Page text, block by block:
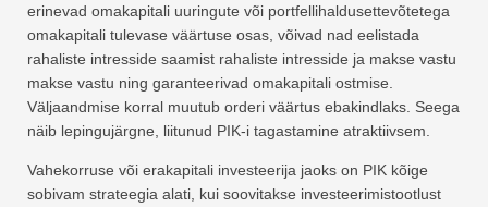
erinevad omakapitali uuringute või portfellihaldusettevõtetega
omakapitali tulevase väärtuse osas, võivad nad eelistada
rahaliste intresside saamist rahaliste intresside ja makse vastu
makse vastu ning garanteerivad omakapitali ostmise.
Väljaandmise korral muutub orderi väärtus ebakindlaks. Seega
näib lepingujärgne, liitunud PIK-i tagastamine atraktiivsem.
Vahekorruse või erakapitali investeerija jaoks on PIK kõige
sobivam strateegia alati, kui soovitakse investeerimistootlust